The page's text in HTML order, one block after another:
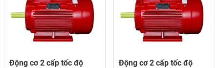
Động cơ 2 cấp tốc độ
Động cơ 2 cấp tốc độ